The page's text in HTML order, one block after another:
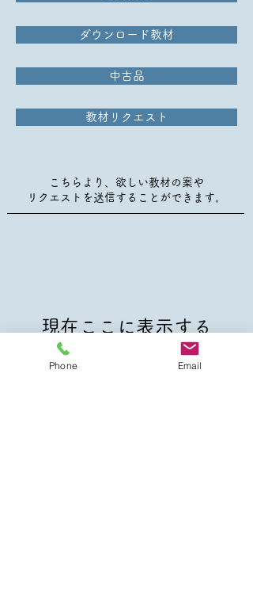
ダウンロード教材
中古品
教材リクエスト
こちらより、欲しい教材の案や
​リクエストを送信することができます。
現在ここに表示する
商品はありません。
Phone Email